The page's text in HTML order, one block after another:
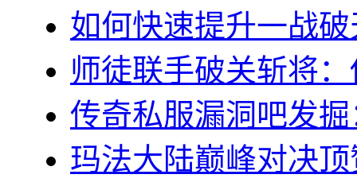
如何快速提升一战
师徒联手破关斩将
传奇私服漏洞吧发
玛法大陆巅峰对决